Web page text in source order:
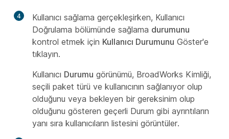
4
Kullanıcı sağlama gerçekleşirken, Kullanıcı
Doğrulama bölümünde sağlama durumunu
kontrol etmek için Kullanıcı Durumunu Göster'e
tıklayın.
Kullanıcı Durumu görünümü, BroadWorks Kimliği,
seçili paket türü ve kullanıcının sağlanıyor olup
olduğunu veya bekleyen bir gereksinim olup
olduğunu gösteren geçerli Durum gibi ayrıntıların
yanı sıra kullanıcıların listesini görüntüler.